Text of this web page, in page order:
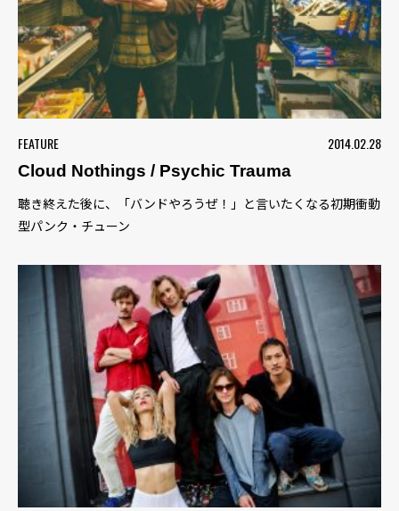
FEATURE
2014.02.28
Cloud Nothings / Psychic Trauma
聴き終えた後に、「バンドやろうぜ！」と言いたくなる初期衝動
型パンク・チューン